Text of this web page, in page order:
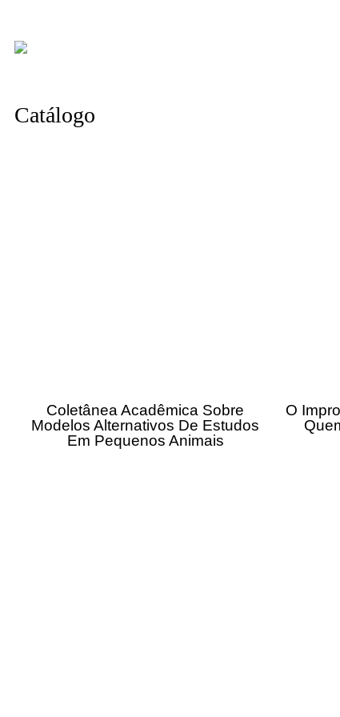
Catálogo
Coletânea Acadêmica Sobre
Modelos Alternativos De Estudos
Em Pequenos Animais
O